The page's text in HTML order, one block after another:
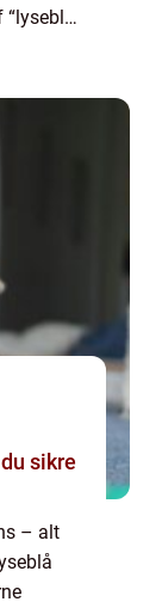
“lyseblå
sikre
– alt